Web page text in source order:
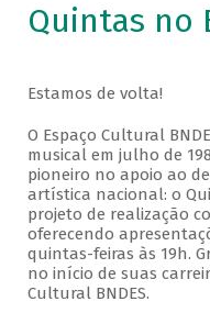
Quintas no
Estamos de volta!
O Espaço Cultural
musical em julho de
pioneiro no apoio ao
artística nacional: o
projeto de realização
oferecendo
quintas-feiras às 19h.
no início de suas
Cultural BNDES.